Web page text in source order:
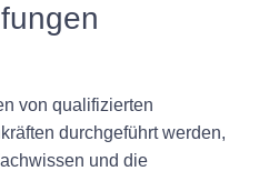
von qualifizierten
durchgeführt werden,
und die